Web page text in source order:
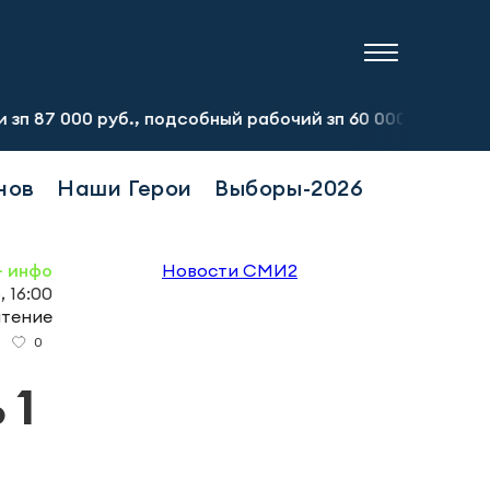
подсобный рабочий зп 60 000 руб. Тел.:8-917-913-
Наши Герои Выборы-2026
инфо
16:00
0
Новости СМИ2